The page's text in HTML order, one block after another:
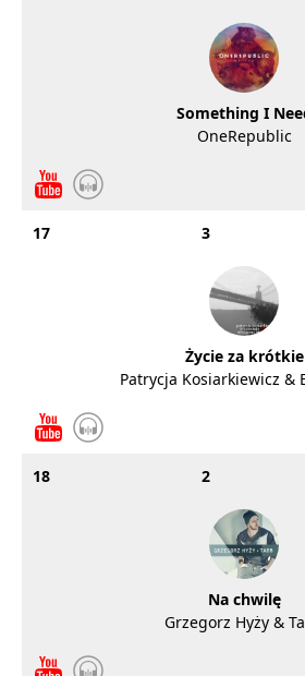
Something I
OneRepublic
17 3
Życie za krótkie
Patrycja Kosiarkiewicz &
18 2
Na chwilę
Grzegorz Hyży &